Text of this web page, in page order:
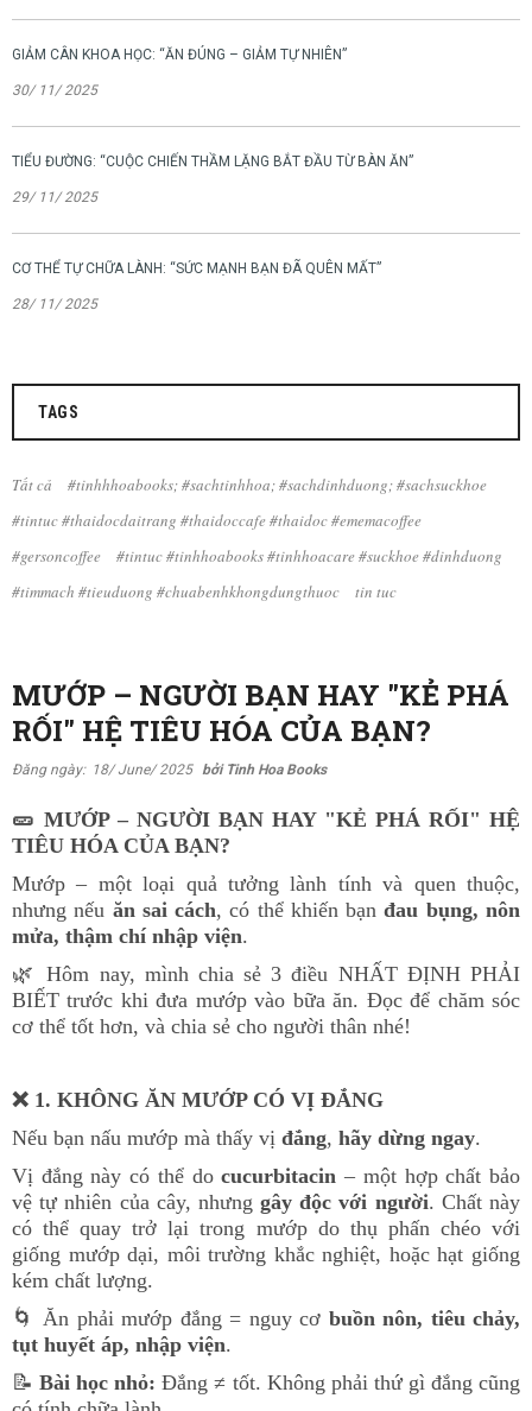
GIẢM CÂN KHOA HỌC: “ĂN ĐÚNG – GIẢM TỰ NHIÊN”
30/ 11/ 2025
TIỂU ĐƯỜNG: “CUỘC CHIẾN THẦM LẶNG BẮT ĐẦU TỪ BÀN ĂN”
29/ 11/ 2025
CƠ THỂ TỰ CHỮA LÀNH: “SỨC MẠNH BẠN ĐÃ QUÊN MẤT”
28/ 11/ 2025
TAGS
Tất cả
#tinhhhoabooks; #sachtinhhoa; #sachdinhduong; #sachsuckhoe
#tintuc #thaidocdaitrang #thaidoccafe #thaidoc #ememacoffee
#gersoncoffee
#tintuc #tinhhoabooks #tinhhoacare #suckhoe #dinhduong
#timmach #tieuduong #chuabenhkhongdungthuoc
tin tuc
MƯỚP – NGƯỜI BẠN HAY "KẺ PHÁ
RỐI" HỆ TIÊU HÓA CỦA BẠN?
Đăng ngày: 18/ June/ 2025 bởi Tinh Hoa Books
🥒 MƯỚP – NGƯỜI BẠN HAY "KẺ PHÁ RỐI" HỆ
TIÊU HÓA CỦA BẠN?
Mướp – một loại quả tưởng lành tính và quen thuộc,
nhưng nếu ăn sai cách, có thể khiến bạnđau bụng, nôn
mửa, thậm chí nhập viện.
🌿 Hôm nay, mình chia sẻ 3 điều NHẤT ĐỊNH PHẢI
BIẾT trước khi đưa mướp vào bữa ăn. Đọc để chăm sóc
cơ thể tốt hơn, và chia sẻ cho người thân nhé!
❌ 1. KHÔNG ĂN MƯỚP CÓ VỊ ĐẮNG
Nếu bạn nấu mướp mà thấy vị đắng, hãy dừng ngay.
Vị đắng này có thể docucurbitacin – một hợp chất bảo
vệ tự nhiên của cây, nhưnggây độc với người. Chất này
có thể quay trở lại trong mướp do thụ phấn chéo với
giống mướp dại, môi trường khắc nghiệt, hoặc hạt giống
kém chất lượng.
🌀
Ăn phải mướp đắng = nguy cơ buồn nôn, tiêu chảy,
tụt huyết áp, nhập viện.
📝 Bài học nhỏ: Đắng ≠ tốt. Không phải thứ gì đắng cũng